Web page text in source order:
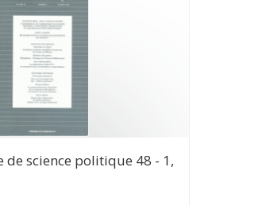
de science politique 48 - 1,